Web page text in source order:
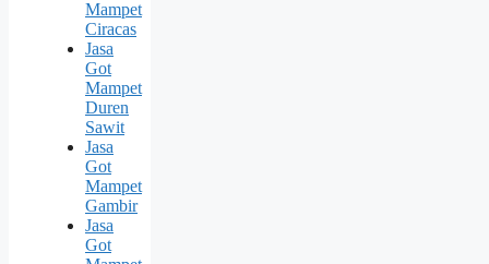
Mampet
Ciracas
Jasa
Got
Mampet
Duren
Sawit
Jasa
Got
Mampet
Gambir
Jasa
Got